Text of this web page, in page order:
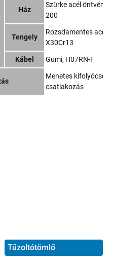
Ház
Szürke acél öntvény
200
Tengely
Rozsdamentes acél
X30Cr13
Kábel Gumi, H07RN-F
Menetes kifolyócső
csatlakozás
Tűzoltótömlő